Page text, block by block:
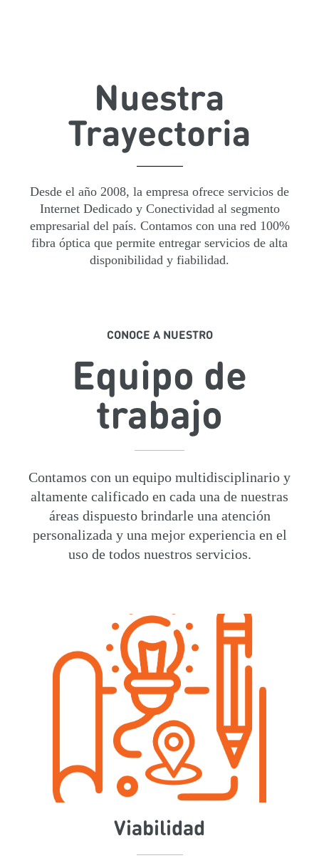
Nuestra
Trayectoria
Desde el año 2008, la empresa ofrece servicios de
Internet Dedicado y Conectividad al segmento
empresarial del país. Contamos con una red 100%
fibra óptica que permite entregar servicios de alta
disponibilidad y fiabilidad.
CONOCE A NUESTRO
Equipo de
trabajo
Contamos con un equipo multidisciplinario y
altamente calificado en cada una de nuestras
áreas dispuesto brindarle una atención
personalizada y una mejor experiencia en el
uso de todos nuestros servicios.
Viabilidad